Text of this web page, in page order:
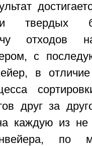
твердых
отходов на
с
в
друг за
каждую из
по